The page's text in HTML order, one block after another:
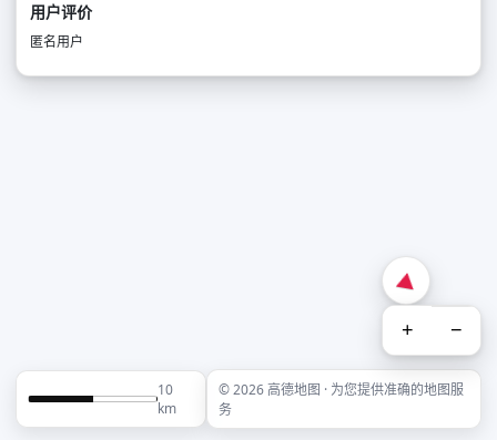
用户评价
匿名用户
+ −
10
km
© 2026 高德地图 · 为您提供准确的地图服
务